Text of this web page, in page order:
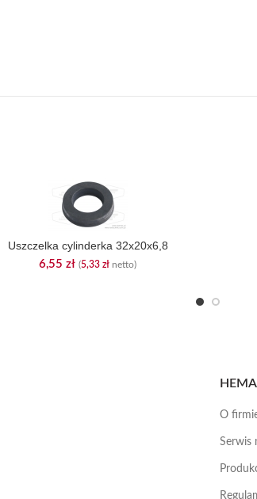
Uszczelka cylinderka 32x20x6,8
6,55 zł (5,33 zł netto)
O
Serwis